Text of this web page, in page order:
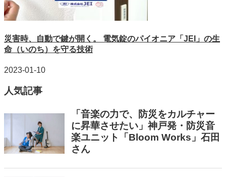
災害時、自動で鍵が開く。 電気錠のパイオニア「JEI」の生
命（いのち）を守る技術
2023-01-10
人気記事